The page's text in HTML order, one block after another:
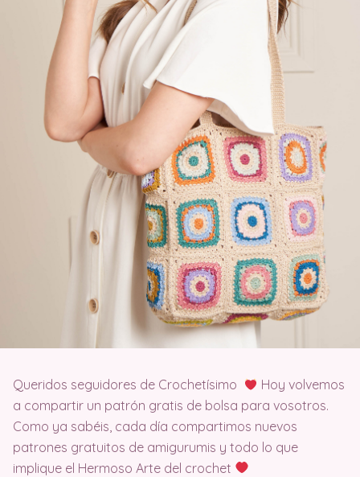
Queridos seguidores de Crochetísimo
Hoy volvemos
a compartir un patrón gratis de bolsa para vosotros.
Como ya sabéis, cada día compartimos nuevos
patrones gratuitos de amigurumis y todo lo que
implique el Hermoso Arte del crochet